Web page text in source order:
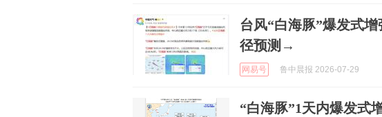
台风“白海豚”爆发式
径预测→
网易号 鲁中晨报 2026-07-29
“白海豚”1天内爆发式